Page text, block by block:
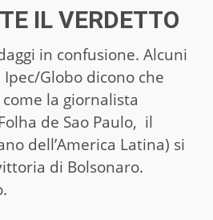
IL VERDETTO
in confusione. Alcuni
Globo dicono che
la giornalista
de Sao Paulo, il
dell’America Latina) si
di Bolsonaro.